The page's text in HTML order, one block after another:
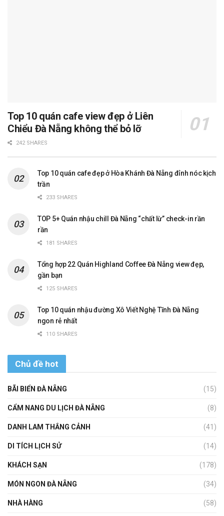
Top 10 quán cafe view đẹp ở Liên
Chiểu Đà Nẵng không thể bỏ lỡ
242 SHARES
Top 10 quán cafe đẹp ở Hòa Khánh Đà Nẵng đỉnh nóc kịch
trần
233 SHARES
TOP 5+ Quán nhậu chill Đà Nẵng “chất lừ” check-in rần
rần
181 SHARES
Tổng hợp 22 Quán Highland Coffee Đà Nẵng view đẹp,
gần bạn
125 SHARES
Top 10 quán nhậu đường Xô Viết Nghệ Tĩnh Đà Nẵng
ngon rẻ nhất
110 SHARES
Chủ đề hot
BÃI BIỂN ĐÀ NẴNG (15)
CẨM NANG DU LỊCH ĐÀ NẴNG (8)
DANH LAM THẮNG CẢNH (41)
DI TÍCH LỊCH SỬ (14)
KHÁCH SẠN (178)
MÓN NGON ĐÀ NẴNG (34)
NHÀ HÀNG (58)